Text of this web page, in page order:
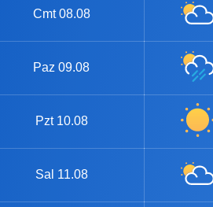
Cmt 08.08
Paz 09.08
Pzt 10.08
Sal 11.08